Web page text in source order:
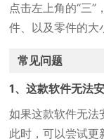
点击左上角的“三
件、以及零件的大
常见问题
1、这款软件无法
如果这款软件无法
此时，可以尝试更